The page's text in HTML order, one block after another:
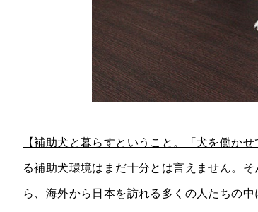
【補助犬と暮らすということ。「犬を働か
る補助犬環境はまだ十分とは言えません。
ら、海外から日本を訪れる多くの人たちの